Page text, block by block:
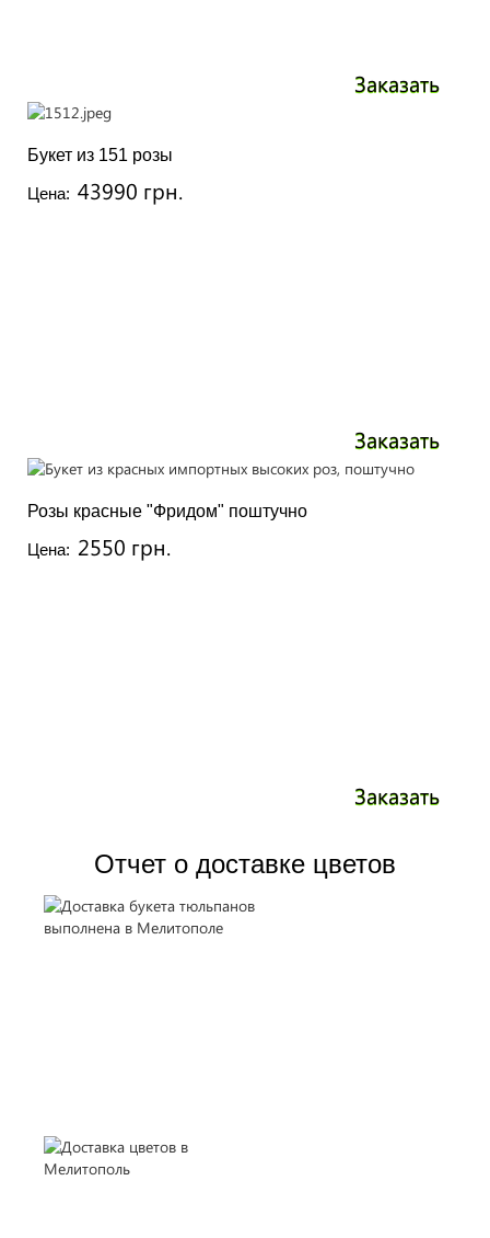
Заказать
Букет из 151 розы
Цена: 43990 грн.
Заказать
Розы красные "Фридом" поштучно
Цена: 2550 грн.
Заказать
Отчет о доставке цветов